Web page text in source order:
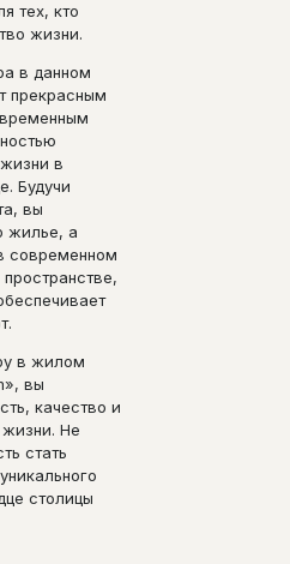
тех, кто
жизни.
в данном
прекрасным
в
Будучи
вы
жилье, а
современном
в жилом
вы
качество и
Не
стать
столицы